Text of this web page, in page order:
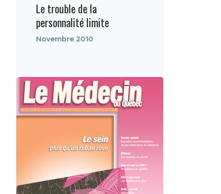
Le trouble de la
personnalité limite
Novembre 2010